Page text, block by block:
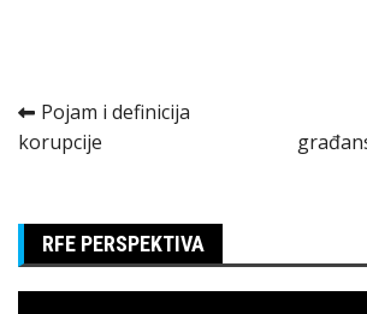
Kretanje
članka
Pojam i definicija
korupcije
RFE PERSPEKTIVA